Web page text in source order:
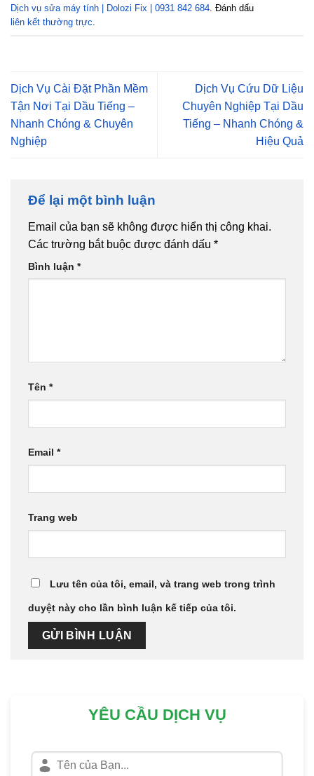
Dịch vụ sửa máy tính | Dolozi Fix | 0931 842 684 . Đánh dấu
liên kết thường trực
Dịch Vụ Cài Đặt Phần Mềm
Tận Nơi Tại Dầu Tiếng –
Nhanh Chóng & Chuyên
Nghiệp
Dịch Vụ Cứu Dữ Liệu
Chuyên Nghiệp Tại Dầu
Tiếng – Nhanh Chóng &
Hiệu Quả
Để lại một bình luận
Email của bạn sẽ không được hiển thị công khai.
Các trường bắt buộc được đánh dấu *
Bình luận *
Tên *
Email *
Trang web
Lưu tên của tôi, email, và trang web trong trình
duyệt này cho lần bình luận kế tiếp của tôi.
YÊU CẦU DỊCH VỤ